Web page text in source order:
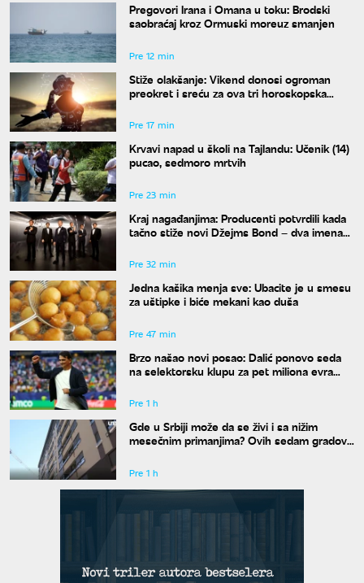
Pregovori Irana i Omana u toku: Brodski
saobraćaj kroz Ormuski moreuz smanjen
Pre 12 min
Stiže olakšanje: Vikend donosi ogroman
preokret i sreću za ova tri horoskopska
Pre 17 min
Krvavi napad u školi na Tajlandu: Učenik (14)
pucao, sedmoro mrtvih
Pre 23 min
Kraj nagađanjima: Producenti potvrdili kada
tačno stiže novi Džejms Bond – dva imena
Pre 32 min
Jedna kašika menja sve: Ubacite je u smesu
za uštipke i biće mekani kao duša
Pre 47 min
Brzo našao novi posao: Dalić ponovo seda
na selektorsku klupu za pet miliona evra
Pre 1 h
Gde u Srbiji može da se živi i sa nižim
mesečnim primanjima? Ovih sedam gradova
Pre 1 h